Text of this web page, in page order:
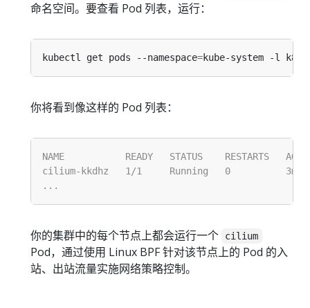
命名空间。要查看 Pod 列表，运行：
kubectl get pods --namespace=kube-system -l k8s-
你将看到像这样的 Pod 列表：
你的集群中的每个节点上都会运行一个 cilium
Pod，通过使用 Linux BPF 针对该节点上的 Pod 的入
站、出站流量实施网络策略控制。